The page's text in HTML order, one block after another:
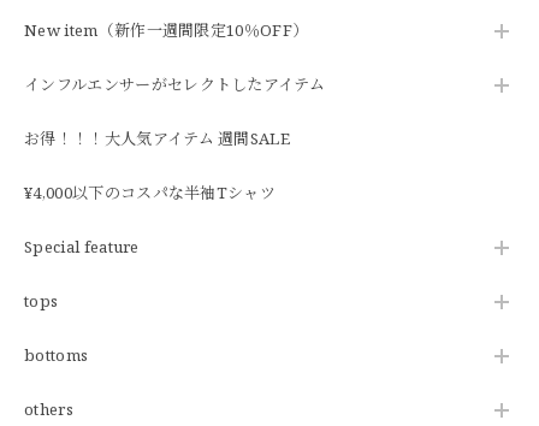
New item（新作一週間限定10％OFF）
インフルエンサーがセレクトしたアイテム
お得！！！大人気アイテム 週間SALE
¥4,000以下のコスパな半袖Tシャツ
Special feature
tops
bottoms
others